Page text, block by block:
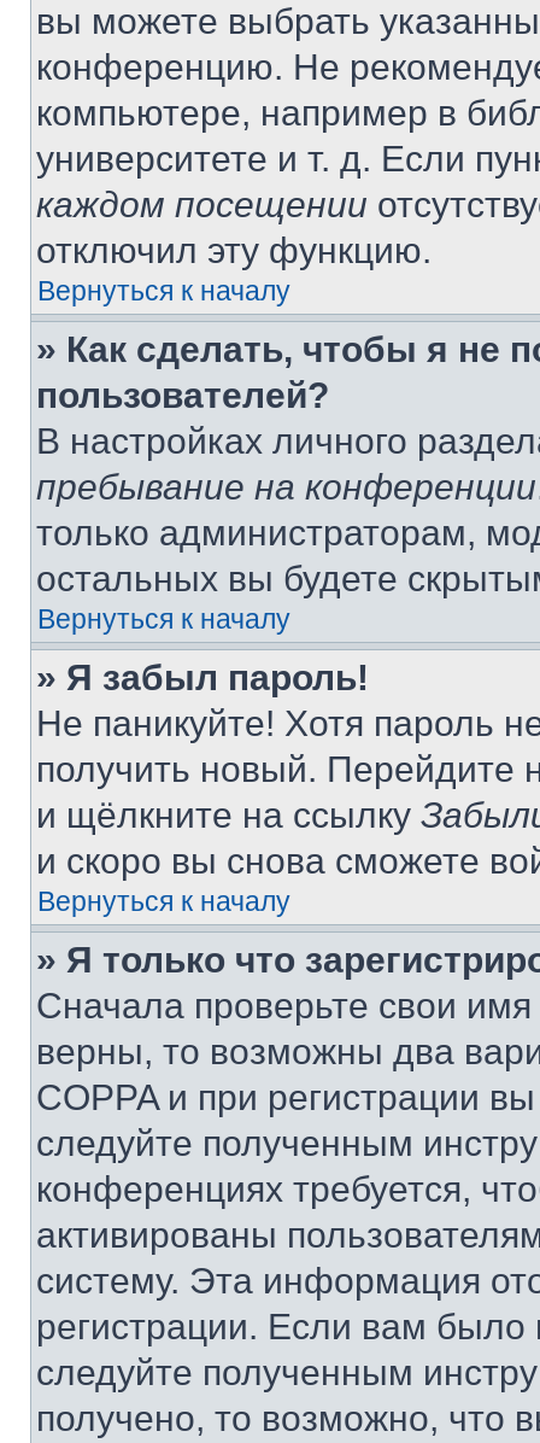
вы можете выбрать
конференцию. Не
компьютере, например в
университете и т. д. Если
каждом посещении
отключил эту функцию.
Вернуться к началу
» Как сделать, чтобы я не
пользователей?
В настройках личного
пребывание на конференции
только администраторам,
остальных вы будете
Вернуться к началу
» Я забыл пароль!
Не паникуйте! Хотя пароль
получить новый. Перейдите
и щёлкните на ссылку
и скоро вы снова сможете
Вернуться к началу
» Я только что
Сначала проверьте свои
верны, то возможны два
COPPA и при регистрации
следуйте полученным
конференциях требуется,
активированы
систему. Эта информация
регистрации. Если вам
следуйте полученным
получено, то возможно, что